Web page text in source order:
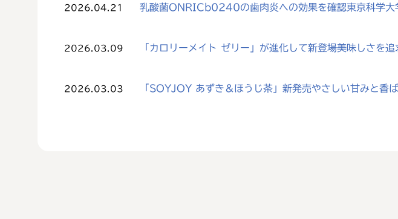
2026.04.21 乳酸菌ONRICb0240の歯肉炎への効果を確認東京科学
2026.03.09 「カロリーメイト ゼリー」が進化して新登場美味しさを
2026.03.03 「SOYJOY あずき＆ほうじ茶」新発売やさしい甘みと香